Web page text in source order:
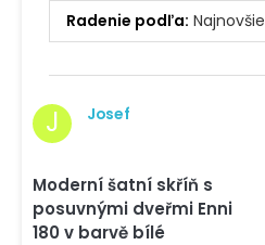
Radenie podľa: Najnovšie
J Josef
Moderní šatní skříň s
posuvnými dveřmi Enni
180 v barvě bílé